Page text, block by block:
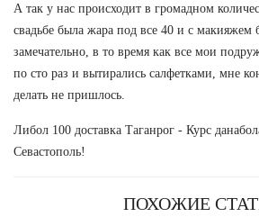
А так у нас происходит в громадном
свадьбе была жара под все 40 и с макияжем
замечательно, в то время как все мои
по сто раз и вытирались салфетками, мне
делать не пришлось.
Либол 100 доставка Таганрог - Курс
Севастополь!
ПОХОЖИЕ